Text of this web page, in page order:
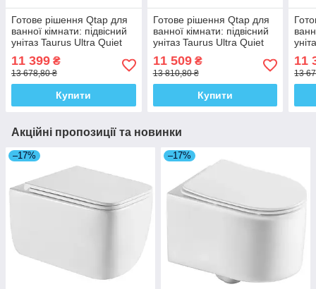
Готове рішення Qtap для
ванної кімнати: підвісний
унітаз Taurus Ultra Quiet
інсталяції Nest 4 в 1
(лінійна
11 399 ₴
13 678,80 ₴
Купити
Готове рішення Qtap для
ванної кімнати: підвісний
унітаз Taurus Ultra Quiet
інсталяції Nest 4 в 1
(кругла
11 509₴
13 810,80 ₴
Купити
11
13
Акційні пропозиції та новинки
–17% –17%